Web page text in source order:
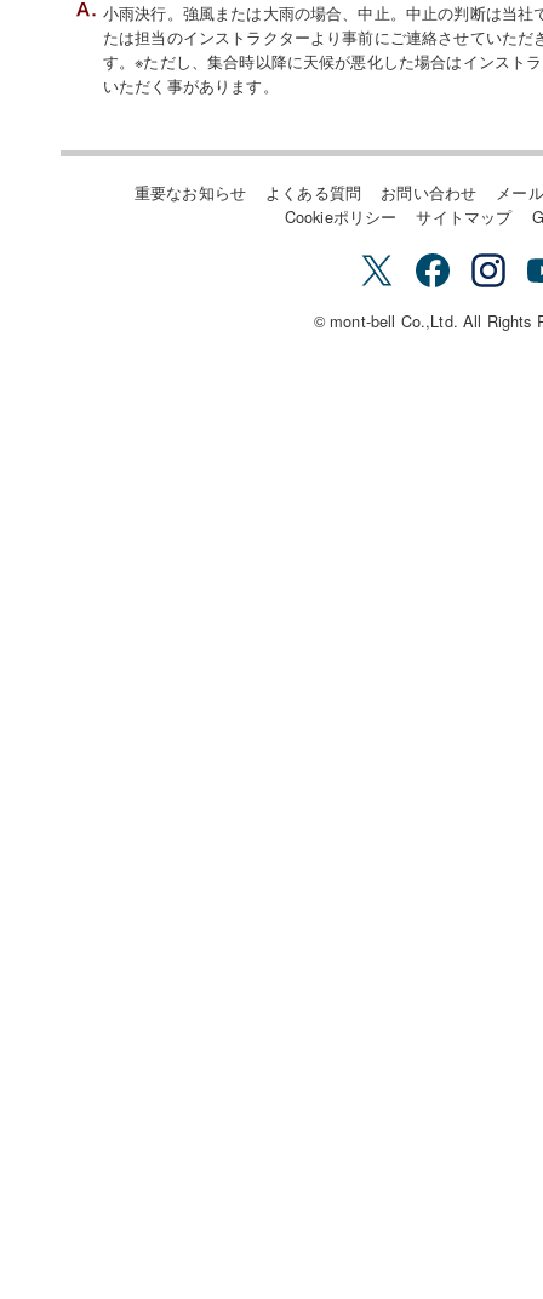
小雨決行。強風または大雨の場合、中止。中止の判断は当
たは担当のインストラクターより事前にご連絡させていた
す。※ただし、集合時以降に天候が悪化した場合はインスト
いただく事があります。
重要なお知らせ よくある質問 お問い合わせ
メー
Cookieポリシー
サイトマップ
© mont-bell Co.,Ltd. All Rights